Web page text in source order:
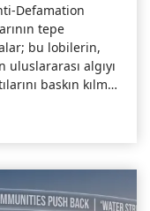
Defamation
tepe
bu lobilerin,
algıyı
baskın kılmak